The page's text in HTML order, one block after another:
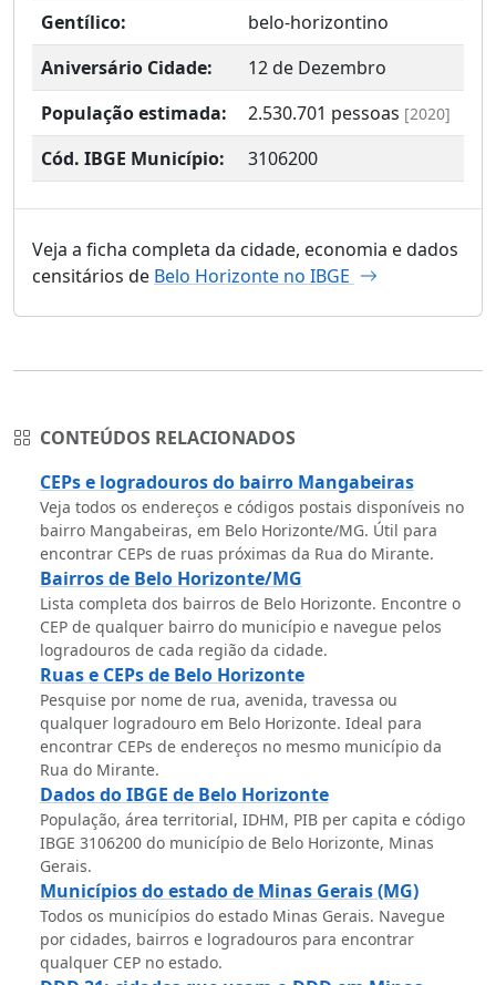
Gentílico:
belo-horizontino
Aniversário Cidade:
12 de Dezembro
População estimada:
2.530.701 pessoas [2020]
Cód. IBGE Município: 3106200
Veja a ficha completa da cidade, economia e dados
censitários de Belo Horizonte no IBGE
CONTEÚDOS RELACIONADOS
CEPs e logradouros do bairro Mangabeiras
Veja todos os endereços e códigos postais disponíveis no
bairro Mangabeiras, em Belo Horizonte/MG. Útil para
encontrar CEPs de ruas próximas da Rua do Mirante.
Bairros de Belo Horizonte/MG
Lista completa dos bairros de Belo Horizonte. Encontre o
CEP de qualquer bairro do município e navegue pelos
logradouros de cada região da cidade.
Ruas e CEPs de Belo Horizonte
Pesquise por nome de rua, avenida, travessa ou
qualquer logradouro em Belo Horizonte. Ideal para
encontrar CEPs de endereços no mesmo município da
Rua do Mirante.
Dados do IBGE de Belo Horizonte
População, área territorial, IDHM, PIB per capita e código
IBGE 3106200 do município de Belo Horizonte, Minas
Gerais.
Municípios do estado de Minas Gerais (MG)
Todos os municípios do estado Minas Gerais. Navegue
por cidades, bairros e logradouros para encontrar
qualquer CEP no estado.